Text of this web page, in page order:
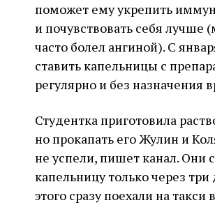
поможет ему укрепить
и почувствовать себя лучше
часто болел ангиной). С
ставить капельницы с
регулярно и без назначения
Студентка приготовила
но прокапать его Жулин и
не успели, пишет канал. Они
капельницу только через три
этого сразу поехали на такси